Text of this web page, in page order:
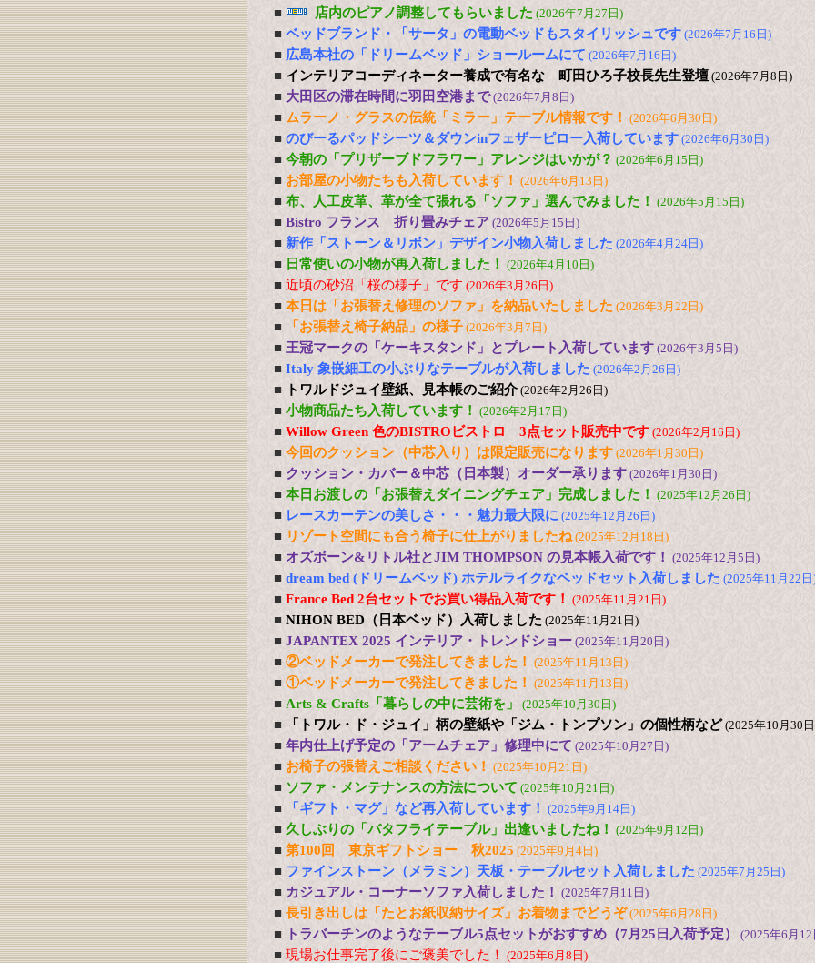
■
店内のピアノ調整してもらいました (2026年7月27日)
■ ベッドブランド・「サータ」の電動ベッドもスタイリッシュです (2026年7月16日)
■ 広島本社の「ドリームベッド」ショールームにて (2026年7月16日)
■ インテリアコーディネーター養成で有名な 町田ひろ子校長先生登壇 (2026年7月8日)
■ 大田区の滞在時間に羽田空港まで(2026年7月8日)
■ ムラーノ・グラスの伝統「ミラー」テーブル情報です！ (2026年6月30日)
■ のびーるパッドシーツ＆ダウンinフェザーピロー入荷しています (2026年6月30日)
■ 今朝の「プリザーブドフラワー」アレンジはいかが？ (2026年6月15日)
■ お部屋の小物たちも入荷しています！ (2026年6月13日)
■ 布、人工皮革、革が全て張れる「ソファ」選んでみました！ (2026年5月15日)
■ Bistro フランス 折り畳みチェア (2026年5月15日)
■ 新作「ストーン＆リボン」デザイン小物入荷しました (2026年4月24日)
■ 日常使いの小物が再入荷しました！ (2026年4月10日)
■ 近頃の砂沼「桜の様子」です (2026年3月26日)
■ 本日は「お張替え修理のソファ」を納品いたしました (2026年3月22日)
■ 「お張替え椅子納品」の様子 (2026年3月7日)
■ 王冠マークの「ケーキスタンド」とプレート入荷しています (2026年3月5日)
■ Italy 象嵌細工の小ぶりなテーブルが入荷しました (2026年2月26日)
■ トワルドジュイ壁紙、見本帳のご紹介(2026年2月26日)
■ 小物商品たち入荷しています！ (2026年2月17日)
■ Willow Green 色のBISTROビストロ 3点セット販売中です (2026年2月16日)
■ 今回のクッション（中芯入り）は限定販売になります (2026年1月30日)
■ クッション・カバー＆中芯（日本製）オーダー承ります (2026年1月30日)
■ 本日お渡しの「お張替えダイニングチェア」完成しました！ (2025年12月26日)
■ レースカーテンの美しさ・・・魅力最大限に (2025年12月26日)
■ リゾート空間にも合う椅子に仕上がりましたね(2025年12月18日)
■ オズボーン&リトル社とJIM THOMPSON の見本帳入荷です！ (2025年12月5日)
■ dream bed (ドリームベッド) ホテルライクなベッドセット入荷しました (2025年11月22日
■ France Bed 2台セットでお買い得品入荷です！ (2025年11月21日)
■ NIHON BED（日本ベッド）入荷しました (2025年11月21日)
■ JAPANTEX 2025 インテリア・トレンドショー (2025年11月20日)
■ ②ベッドメーカーで発注してきました！ (2025年11月13日)
■ ①ベッドメーカーで発注してきました！ (2025年11月13日)
■ Arts & Crafts「暮らしの中に芸術を」 (2025年10月30日)
■ 「トワル・ド・ジュイ」柄の壁紙や「ジム・トンプソン」の個性柄など(2025年10月30
■ 年内仕上げ予定の「アームチェア」修理中にて (2025年10月27日)
■ お椅子の張替えご相談ください！ (2025年10月21日)
■ ソファ・メンテナンスの方法について (2025年10月21日)
■ 「ギフト・マグ」など再入荷しています！ (2025年9月14日)
■ 久しぶりの「バタフライテーブル」出逢いましたね！ (2025年9月12日)
■ 第100回 東京ギフトショー 秋2025 (2025年9月4日)
■ ファインストーン（メラミン）天板・テーブルセット入荷しました (2025年7月25日)
■ カジュアル・コーナーソファ入荷しました！ (2025年7月11日)
■ 長引き出しは「たとお紙収納サイズ」お着物までどうぞ(2025年6月28日)
■ トラバーチンのようなテーブル5点セットがおすすめ（7月25日入荷予定） (2025年6月12
■ 現場お仕事完了後にご褒美でした！ (2025年6月8日)